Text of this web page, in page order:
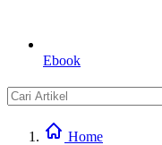
Ebook
Home